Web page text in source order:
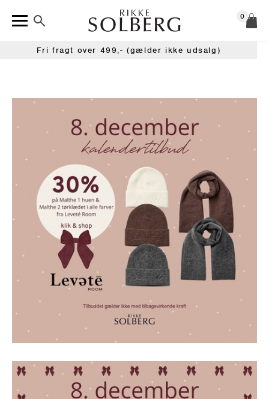
0
Fri fragt over 499,- (gælder ikke udsalg)